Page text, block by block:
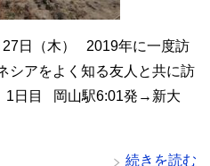
日（木） 2019年に一度訪
シアをよく知る友人と共に訪
日目 岡山駅6:01発→新大
続きを読む